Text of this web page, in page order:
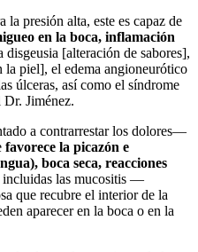
la presión alta, este es capaz de
en la boca, inflamación
disgeusia [alteración de sabores],
piel], el edema angioneurótico
úlceras, así como el síndrome
Jiménez.
a contrarrestar los dolores—
favorece la picazón e
boca seca, reacciones
incluidas las mucositis —
que recubre el interior de la
aparecer en la boca o en la